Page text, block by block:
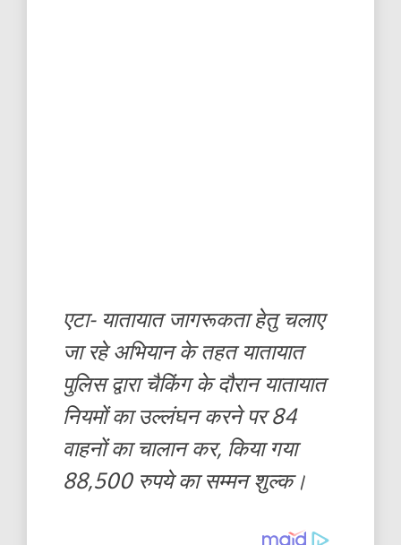
एटा- यातायात जागरूकता हेतु चलाए
जा रहे अभियान के तहत यातायात
पुलिस द्वारा चैकिंग के दौरान यातायात
नियमों का उल्लंघन करने पर 84
वाहनों का चालान कर, किया गया
88,500 रुपये का सम्मन शुल्क।